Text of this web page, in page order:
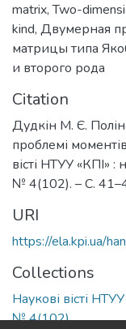
matrix,Two-
kind, Двумерная
матрицы типа
и второго рода
Citation
Дудкін М. Є.
проблемі
вісті НТУУ «КПІ»
№ 4(102). – С.
URI
https://ela.kpi.ua/
Collections
Наукові вісті
№ 4(102)